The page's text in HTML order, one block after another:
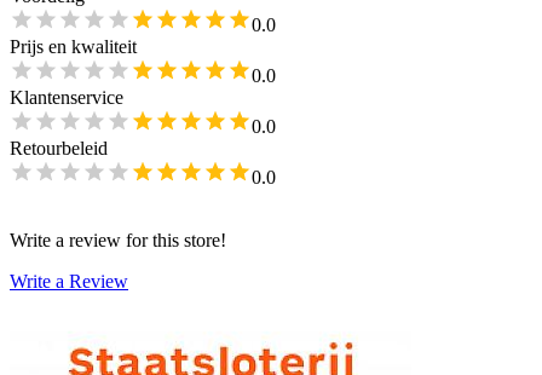
0.0
Prijs en kwaliteit
0.0
Klantenservice
0.0
Retourbeleid
0.0
Write a review for this store!
Write a Review